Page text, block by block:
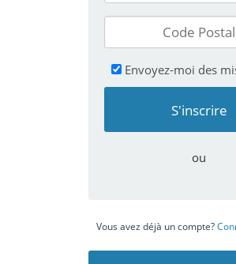
Envoyez-moi des
ou
Vous avez déjà un compte?